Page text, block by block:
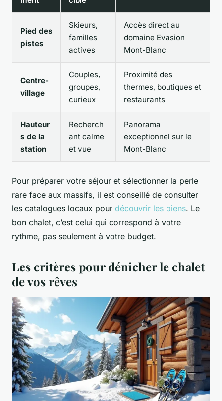
Pied des
pistes
Skieurs,
familles
actives
Accès direct au
domaine Evasion
Mont-Blanc
Centre-
village
Couples,
groupes,
curieux
Proximité des
thermes, boutiques et
restaurants
Hauteur
s de la
station
Recherch
ant calme
et vue
Panorama
exceptionnel sur le
Mont-Blanc
Pour préparer votre séjour et sélectionner la perle
rare face aux massifs, il est conseillé de consulter
les catalogues locaux pour découvrir les biens. Le
bon chalet, c’est celui qui correspond à votre
rythme, pas seulement à votre budget.
Les critères pour dénicher le chalet
de vos rêves